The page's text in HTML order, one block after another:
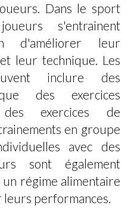
Dans le sport
s'entrainent
d'améliorer leur
leur technique. Les
inclure des
des exercices
des exercices de
en groupe
avec des
sont également
régime alimentaire
performances.